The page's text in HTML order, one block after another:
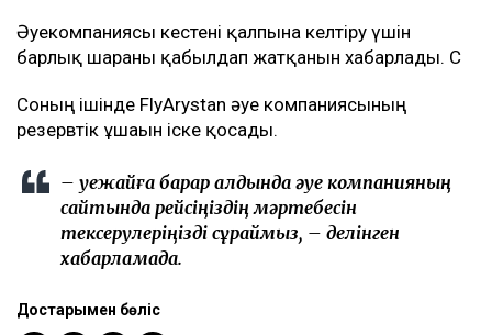
Әуекомпаниясы кестені қалпына келтіру үшін
барлық шараны қабылдап жатқанын хабарлады. С
Соның ішінде FlyArystan әуе компаниясының
резервтік ұшағын іске қосады.
– Әуежайға барар алдында әуе компанияның
сайтында рейсіңіздің мәртебесін
тексерулеріңізді сұраймыз, – делінген
хабарламада.
Достарыңмен бөліс